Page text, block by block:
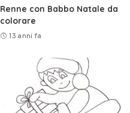
Renne con Babbo Natale da
colorare
13 anni fa